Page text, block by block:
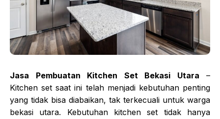
Jasa Pembuatan Kitchen Set Bekasi Utara –
Kitchen set saat ini telah menjadi kebutuhan penting
yang tidak bisa diabaikan, tak terkecuali untuk warga
bekasi utara. Kebutuhan kitchen set tidak hanya